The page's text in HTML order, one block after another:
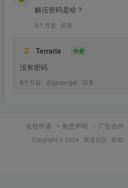
解压密码是啥？
8个月前 回复
Terraria 作者
没有密码
8个月前 @gpxangel 回复
友链申请 免责声明 广告合作
Copyright © 2024 · 果漫社区 · 邮箱 ·